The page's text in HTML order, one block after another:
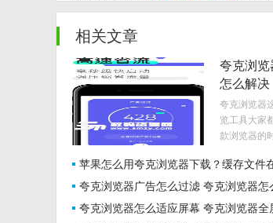
相关文章
夸克浏览
怎么解决
夸克浏览器
览工具大家
款浏览器的
苹果怎么用夸克浏览器下载？缓存文件
夸克浏览器广告怎么过滤 夸克浏览器怎
夸克浏览器怎么适应屏幕 夸克浏览器全